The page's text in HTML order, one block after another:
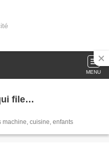
MENU
file…
machine, cuisine, enfants